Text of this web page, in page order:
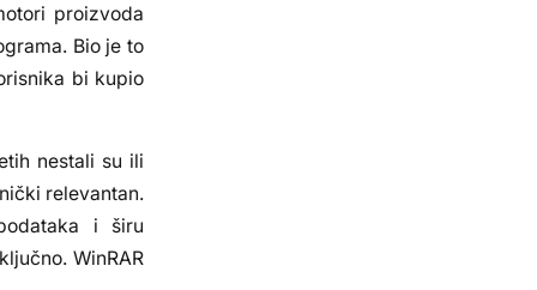
proizvoda
Bio je to
bi kupio
nestali su ili
relevantan.
i širu
WinRAR